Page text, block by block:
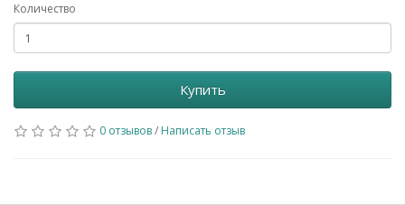
Количество
Купить
0 отзывов/ Написать отзыв